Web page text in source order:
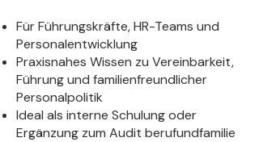
Für Führungskräfte, HR-Teams und
Personalentwicklung
Praxisnahes Wissen zu Vereinbarkeit,
Führung und familienfreundlicher
Personalpolitik
Ideal als interne Schulung oder
Ergänzung zum Audit berufundfamilie